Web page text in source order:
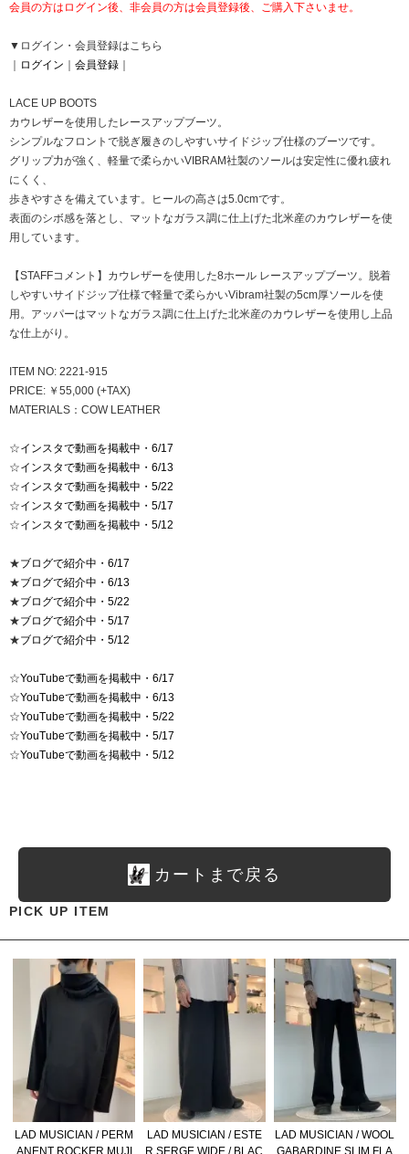
会員の方はログイン後、非会員の方は会員登録後、ご購入下さいませ。
▼ログイン・会員登録はこちら
ログイン 会員登録
LACE UP BOOTS
カウレザーを使用したレースアップブーツ。
シンプルなフロントで脱ぎ履きのしやすいサイドジップ仕様のブーツです。
グリップ力が強く、軽量で柔らかいVIBRAM社製のソールは安定性に優れ疲れ
にくく、
歩きやすさを備えています。ヒールの高さは5.0cmです。
表面のシボ感を落とし、マットなガラス調に仕上げた北米産のカウレザーを使
用しています。
【STAFFコメント】カウレザーを使用した8ホール レースアップブーツ。脱着
しやすいサイドジップ仕様で軽量で柔らかいVibram社製の5cm厚ソールを使
用。アッパーはマットなガラス調に仕上げた北米産のカウレザーを使用し上品
な仕上がり。
ITEM NO: 2221-915
PRICE: ￥55,000 (+TAX)
MATERIALS：COW LEATHER
☆インスタで動画を掲載中・6/17
☆インスタで動画を掲載中・6/13
☆インスタで動画を掲載中・5/22
☆インスタで動画を掲載中・5/17
☆インスタで動画を掲載中・5/12
★ブログで紹介中・6/17
★ブログで紹介中・6/13
★ブログで紹介中・5/22
★ブログで紹介中・5/17
★ブログで紹介中・5/12
☆YouTubeで動画を掲載中・6/17
☆YouTubeで動画を掲載中・6/13
☆YouTubeで動画を掲載中・5/22
☆YouTubeで動画を掲載中・5/17
☆YouTubeで動画を掲載中・5/12
カートまで戻る
PICK UP ITEM
LAD MUSICIAN / PERM
LAD MUSICIAN / ESTE
LAD MUSICIAN / WOOL